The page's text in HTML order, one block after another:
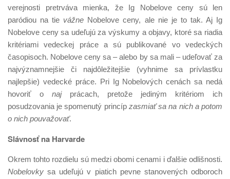
verejnosti pretrváva mienka, že Ig Nobelove ceny sú len
paródiou na tie vážne Nobelove ceny, ale nie je to tak. Aj Ig
Nobelove ceny sa udeľujú za výskumy a objavy, ktoré sa riadia
kritériami vedeckej práce a sú publikované vo vedeckých
časopisoch. Nobelove ceny sa – alebo by sa mali – udeľovať za
najvýznamnejšie či najdôležitejšie (vyhnime sa prívlastku
najlepšie) vedecké práce. Pri Ig Nobelových cenách sa nedá
hovoriť o najprácach, pretože jediným kritériom ich
posudzovania je spomenutý princíp zasmiať sa na nich a potom
o nich pouvažovať.
Slávnosť na Harvarde
Okrem tohto rozdielu sú medzi obomi cenami i ďalšie odlišnosti.
Nobelovky sa udeľujú v piatich pevne stanovených odboroch